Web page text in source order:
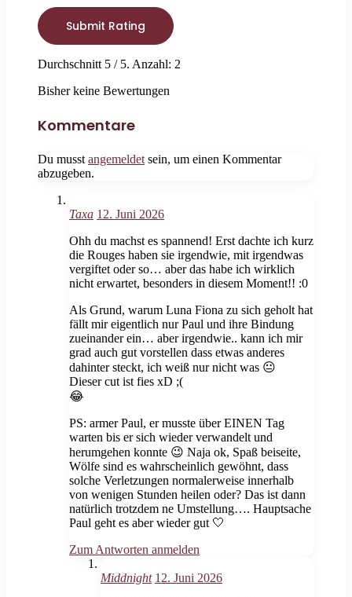
Submit Rating
Durchschnitt 5 / 5. Anzahl: 2
Bisher keine Bewertungen
Kommentare
Du musst angemeldet sein, um einen Kommentar
abzugeben.
Taxa 12. Juni 2026
Ohh du machst es spannend! Erst dachte ich kurz
die Rouges haben sie irgendwie, mit irgendwas
vergiftet oder so… aber das habe ich wirklich
nicht erwartet, besonders in diesem Moment!! :0
Als Grund, warum Luna Fiona zu sich geholt hat
fällt mir eigentlich nur Paul und ihre Bindung
zueinander ein… aber irgendwie.. kann ich mir
grad auch gut vorstellen dass etwas anderes
dahinter steckt, ich weiß nur nicht was 😐
Dieser cut ist fies xD ;(
😂
PS: armer Paul, er musste über EINEN Tag
warten bis er sich wieder verwandelt und
herumgehen konnte 😉 Naja ok, Spaß beiseite,
Wölfe sind es wahrscheinlich gewöhnt, dass
solche Verletzungen normalerweise innerhalb
von wenigen Stunden heilen oder? Das ist dann
natürlich trotzdem ne Umstellung…. Hauptsache
Paul geht es aber wieder gut 🤍
Zum Antworten anmelden
Middnight 12. Juni 2026